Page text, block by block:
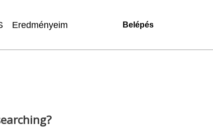
Eredményeim Belépés